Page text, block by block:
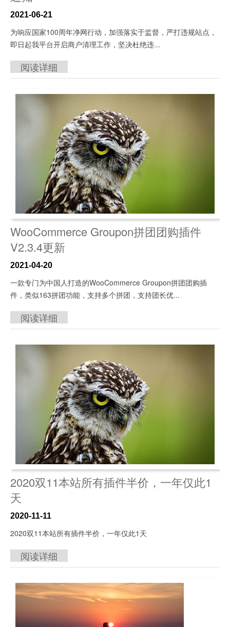
2021-06-21
为响应国家100周年净网行动，加强落实于监督，严打违规站点，
即日起我平台开启商户清理工作，坚决杜绝违...
阅读详细
WooCommerce Groupon拼团团购插件
V2.3.4更新
2021-04-20
一款专门为中国人打造的WooCommerce Groupon拼团团购插
件，类似163拼团功能，支持多个拼团，支持团长优...
阅读详细
2020双11本站所有插件半价，一年仅此1
天
2020-11-11
2020双11本站所有插件半价，一年仅此1天
阅读详细